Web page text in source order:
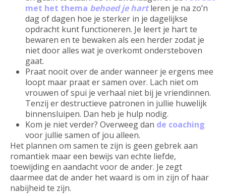
met het thema behoed je hartleren je na zo’n
dag of dagen hoe je sterker in je dagelijkse
opdracht kunt functioneren. Je leert je hart te
bewaren en te bewaken als een herder zodat je
niet door alles wat je overkomt ondersteboven
gaat.
Praat nooit over de ander wanneer je ergens mee
loopt maar praat er samen over. Lach niet om
vrouwen of spui je verhaal niet bij je vriendinnen.
Tenzij er destructieve patronen in jullie huwelijk
binnensluipen. Dan heb je hulp nodig.
Kom je niet verder? Overweeg dan de coaching
voor jullie samen of jou alleen.
Het plannen om samen te zijn is geen gebrek aan
romantiek maar een bewijs van echte liefde,
toewijding en aandacht voor de ander. Je zegt
daarmee dat de ander het waard is om in zijn of haar
nabijheid te zijn.